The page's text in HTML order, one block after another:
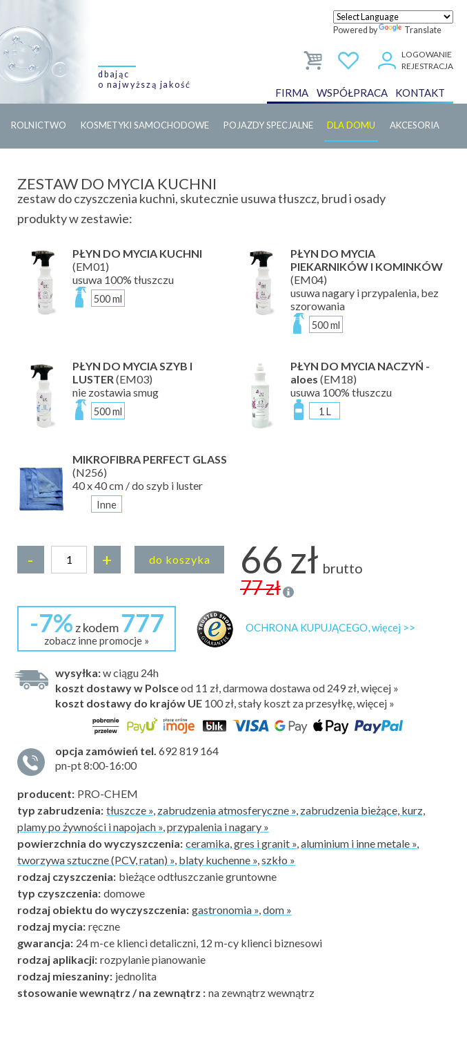
dbając
o najwyższą jakość
Powered by Translate
LOGOWANIE
REJESTRACJA
FIRMA WSPÓŁPRACA KONTAKT
ROLNICTWO KOSMETYKI SAMOCHODOWE POJAZDY SPECJALNE DLA DOMU AKCESORIA
ZESTAW DO MYCIA KUCHNI
zestaw do czyszczenia kuchni, skutecznie usuwa tłuszcz, brud i osady
produkty w zestawie:
PŁYN DO MYCIA KUCHNI
(EM01)
usuwa 100% tłuszczu
500 ml
PŁYN DO MYCIA
PIEKARNIKÓW I KOMINKÓW
(EM04)
usuwa nagary i przypalenia, bez
szorowania
500 ml
PŁYN DO MYCIA SZYB I
LUSTER (EM03)
nie zostawia smug
500 ml
PŁYN DO MYCIA NACZYŃ -
aloes (EM18)
usuwa 100% tłuszczu
1 L
MIKROFIBRA PERFECT GLASS
(N256)
40 x 40 cm / do szyb i luster
Inne
- + do koszyka 66 zł brutto
77 zł
-7% z kodem 777
zobacz inne promocje »
OCHRONA KUPUJĄCEGO, więcej >>
wysyłka:w ciągu 24h
koszt dostawy w Polsceod 11 zł, darmowa dostawa od 249 zł, więcej »
koszt dostawy do krajów UE 100 zł,stały koszt za przesyłkę, więcej »
opcja zamówień tel. 692 819 164
pn-pt 8:00-16:00
producent: PRO-CHEM
typ zabrudzenia: tłuszcze » zabrudzenia atmosferyczne » zabrudzenia bieżące, kurz,
plamy po żywności i napojach » przypalenia i nagary »
powierzchnia do wyczyszczenia: ceramika, gres i granit » aluminium i inne metale »
tworzywa sztuczne (PCV, ratan) » blaty kuchenne » szkło »
rodzaj czyszczenia: bieżące odtłuszczanie gruntowne
typ czyszczenia: domowe
rodzaj obiektu do wyczyszczenia: gastronomia » dom »
rodzaj mycia: ręczne
gwarancja: 24 m-ce klienci detaliczni, 12 m-cy klienci biznesowi
rodzaj aplikacji: rozpylanie pianowanie
rodzaj mieszaniny: jednolita
stosowanie wewnątrz / na zewnątrz : na zewnątrz wewnątrz